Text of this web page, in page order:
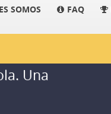
SOMOS FAQ
Una